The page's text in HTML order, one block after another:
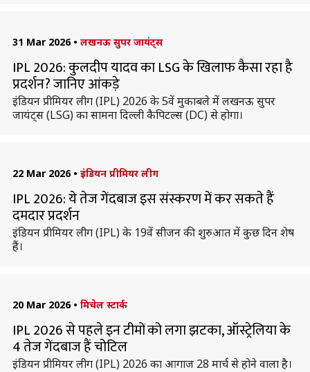
31 Mar 2026 • लखनऊ सुपर जायंट्स
IPL 2026: कुलदीप यादव का LSG के खिलाफ कैसा रहा है
प्रदर्शन? जानिए आंकड़े
इंडियन प्रीमियर लीग (IPL) 2026 के 5वें मुकाबले में लखनऊ सुपर
जायंट्स (LSG) का सामना दिल्ली कैपिटल्स (DC) से होगा।
22 Mar 2026 • इंडियन प्रीमियर लीग
IPL 2026: ये तेज गेंदबाज इस संस्करण में कर सकते हैं
दमदार प्रदर्शन
इंडियन प्रीमियर लीग (IPL) के 19वें सीजन की शुरुआत में कुछ दिन शेष
हैं।
20 Mar 2026 • मिचेल स्टार्क
IPL 2026 से पहले इन टीमों को लगा झटका, ऑस्ट्रेलिया के
4 तेज गेंदबाज हैं चोटिल
इंडियन प्रीमियर लीग (IPL) 2026 का आगाज 28 मार्च से होने वाला है।